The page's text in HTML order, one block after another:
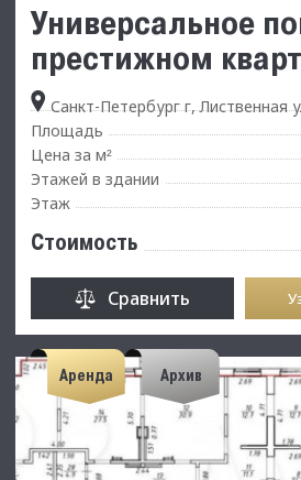
Универсальное
престижном
Санкт-Петербург г, Лиственная
Площадь
Цена за м²
Этажей в здании
Этаж
Стоимость
Сравнить
Аренда Архив